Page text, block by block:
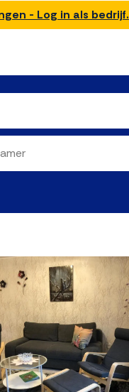
- Log in als bedrijf.